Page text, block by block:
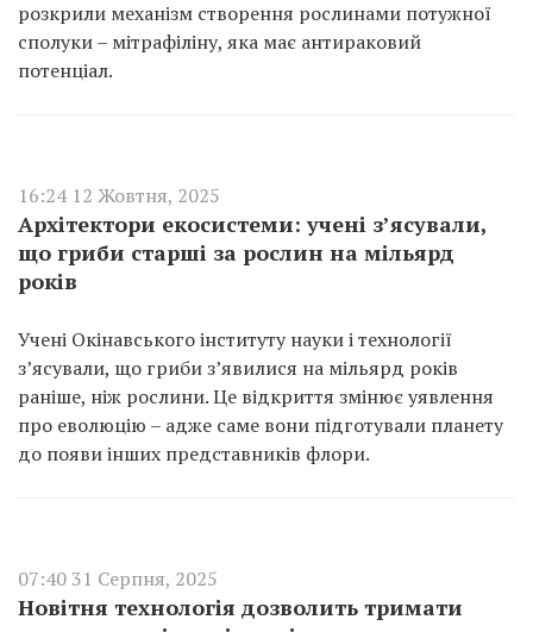
розкрили механізм створення рослинами потужної
сполуки – мітрафіліну, яка має антираковий
потенціал.
16:24 12 Жовтня, 2025
Архітектори екосистеми: учені з’ясували,
що гриби старші за рослин на мільярд
років
Учені Окінавського інституту науки і технології
з’ясували, що гриби з’явилися на мільярд років
раніше, ніж рослини. Це відкриття змінює уявлення
про еволюцію – адже саме вони підготували планету
до появи інших представників флори.
07:40 31 Серпня, 2025
Новітня технологія дозволить тримати